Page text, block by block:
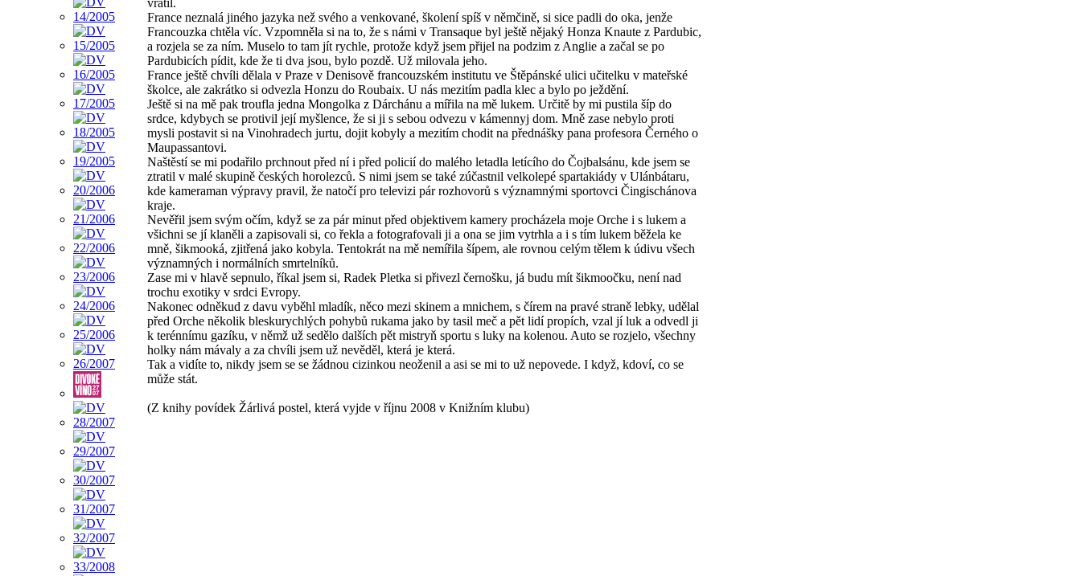
vrátil.
France neznalá jiného jazyka než svého a venkované, školení spíš v němčině, si sice padli do oka, jenže
Francouzka chtěla víc. Vzpomněla si na to, že s námi v Transaque byl ještě nějaký Honza Knaute z Pardubic,
a rozjela se za ním. Muselo to tam jít rychle, protože když jsem přijel na podzim z Anglie a začal se po
Pardubicích pídit, kde že ti dva jsou, bylo pozdě. Už milovala jeho.
France ještě chvíli dělala v Praze v Denisově francouzském institutu ve Štěpánské ulici učitelku v mateřské
školce, ale zakrátko si odvezla Honzu do Roubaix. U nás mezitím padla klec a bylo po ježdění.
Ještě si na mě pak troufla jedna Mongolka z Dárchánu a mířila na mě lukem. Určitě by mi pustila šíp do
srdce, kdybych se protivil její myšlence, že si ji s sebou odvezu v kámennyj dom. Mně zase nebylo proti
mysli postavit si na Vinohradech jurtu, dojit kobyly a mezitím chodit na přednášky pana profesora Černého o
Maupassantovi.
Naštěstí se mi podařilo prchnout před ní i před policií do malého letadla letícího do Čojbalsánu, kde jsem se
ztratil v malé skupině českých horolezců. S nimi jsem se také zúčastnil velkolepé spartakiády v Ulánbátaru,
kde kameraman výpravy pravil, že natočí pro televizi pár rozhovorů s významnými sportovci Čingischánova
kraje.
Nevěřil jsem svým očím, když se za pár minut před objektivem kamery procházela moje Orche i s lukem a
všichni se jí klaněli a zapisovali si, co řekla a fotografovali ji a ona se jim vytrhla a i s tím lukem běžela ke
mně, šikmooká, zjitřená jako kobyla. Tentokrát na mě nemířila šípem, ale rovnou celým tělem k údivu všech
významných i normálních smrtelníků.
Zase mi v hlavě sepnulo, říkal jsem si, Radek Pletka si přivezl černošku, já budu mít šikmoočku, není nad
trochu exotiky v srdci Evropy.
Nakonec odněkud z davu vyběhl mladík, něco mezi skinem a mnichem, s čírem na pravé straně lebky, udělal
před Orche několik bleskurychlých pohybů rukama jako by tasil meč a pět lidí propích, vzal jí luk a odvedl ji
k terénnímu gazíku, v němž už sedělo dalších pět mistryň sportu s luky na kolenou. Auto se rozjelo, všechny
holky nám mávaly a za chvíli jsem už nevěděl, která je která.
Tak a vidíte to, nikdy jsem se se žádnou cizinkou neoženil a asi se mi to už nepovede. I když, kdoví, co se
může stát.
(Z knihy povídek Žárlivá postel, která vyjde v říjnu 2008 v Knižním klubu)